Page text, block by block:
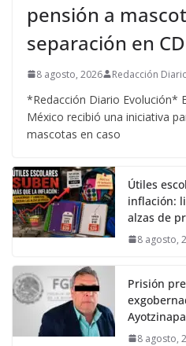
pensión a
separación en
8 agosto, 2026 Redacción
*Redacción Diario Evolución*
México recibió una iniciativa
mascotas en caso
Útiles
inflación:
alzas de
8 agosto,
Prisión
Ayotzinapa
8 agosto,